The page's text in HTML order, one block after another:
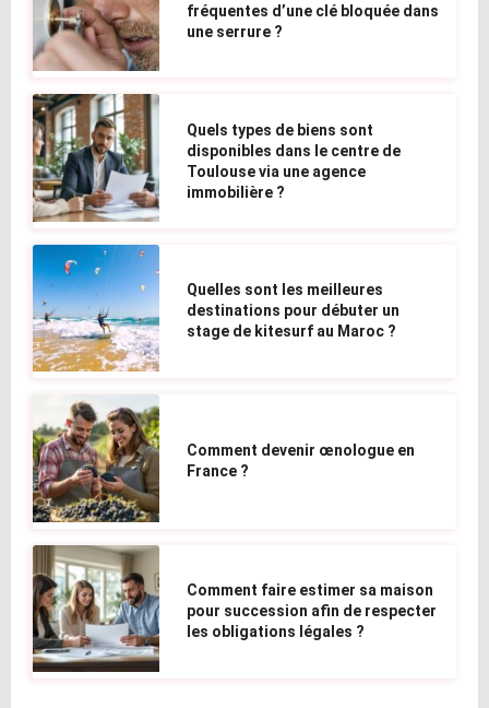
fréquentes d’une clé bloquée dans
une serrure ?
Quels types de biens sont
disponibles dans le centre de
Toulouse via une agence
immobilière ?
Quelles sont les meilleures
destinations pour débuter un
stage de kitesurf au Maroc ?
Comment devenir œnologue en
France ?
Comment faire estimer sa maison
pour succession afin de respecter
les obligations légales ?